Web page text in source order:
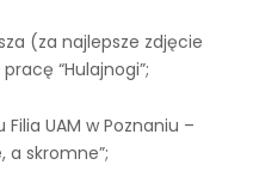
(za najlepsze zdjęcie
“Hulajnogi”;
Filia UAM w Poznaniu –
a skromne”;